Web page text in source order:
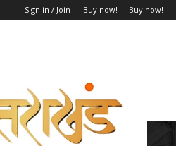
Sign in / Join Buy now! Buy now!